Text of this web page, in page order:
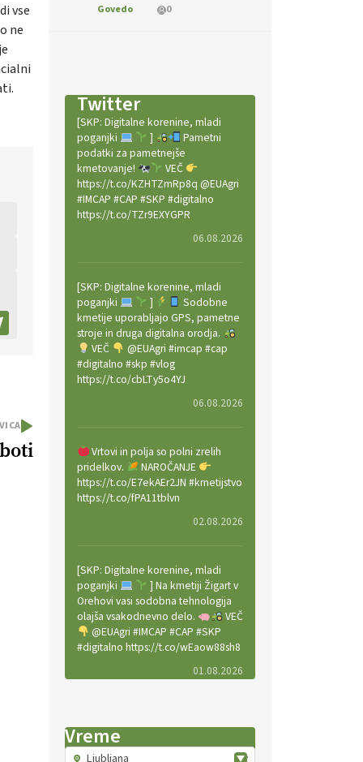
vse
ne
Govedo 0
Twitter
[SKP: Digitalne korenine, mladi
poganjki
]
Pametni
podatki za pametnejše
kmetovanje!
VEČ
https://t.co/KZHTZmRp8q @EUAgri
#IMCAP #CAP #SKP #digitalno
https://t.co/TZr9EXYGPR
06.08.2026
[SKP: Digitalne korenine, mladi
poganjki
]
Sodobne
kmetije uporabljajo GPS, pametne
stroje in druga digitalna orodja.
VEČ
@EUAgri #imcap #cap
#digitalno #skp #vlog
https://t.co/cbLTy5o4YJ
06.08.2026
Vrtovi in polja so polni zrelih
pridelkov.
NAROČANJE
https://t.co/E7ekAEr2JN #kmetijstvo
https://t.co/fPA11tblvn
02.08.2026
[SKP: Digitalne korenine, mladi
poganjki
] Na kmetiji Žigart v
Orehovi vasi sodobna tehnologija
olajša vsakodnevno delo.
VEČ
@EUAgri #IMCAP #CAP #SKP
#digitalno https://t.co/wEaow88sh8
01.08.2026
ekološko vinsko posestvo Fedora
na Krasu.
VEČ
Vreme
Ljubljana